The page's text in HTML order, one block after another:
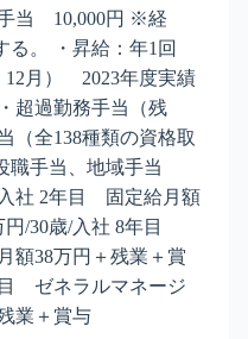
当 10,000円 ※経
る。 ・昇給：年1回
12月） 2023年度実績
超過勤務手当（残
（全138種類の資格取
職手当、地域手当
入社 2年目 固定給月額
円/30歳/入社 8年目
38万円＋残業＋賞
目 ゼネラルマネージ
業＋賞与